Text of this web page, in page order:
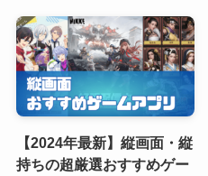
【2024年最新】縦画面・縦
持ちの超厳選おすすめゲー